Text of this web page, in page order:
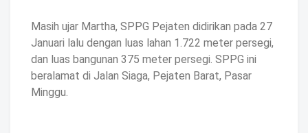
Masih ujar Martha, SPPG Pejaten didirikan pada 27
Januari lalu dengan luas lahan 1.722 meter persegi,
dan luas bangunan 375 meter persegi. SPPG ini
beralamat di Jalan Siaga, Pejaten Barat, Pasar
Minggu.